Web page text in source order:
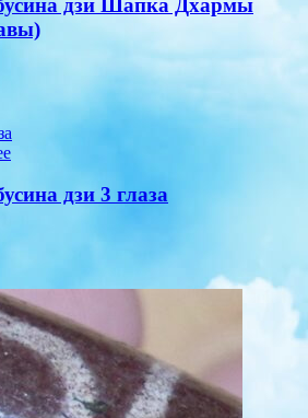
дзи Шапка Дхармы
дзи 3 глаза